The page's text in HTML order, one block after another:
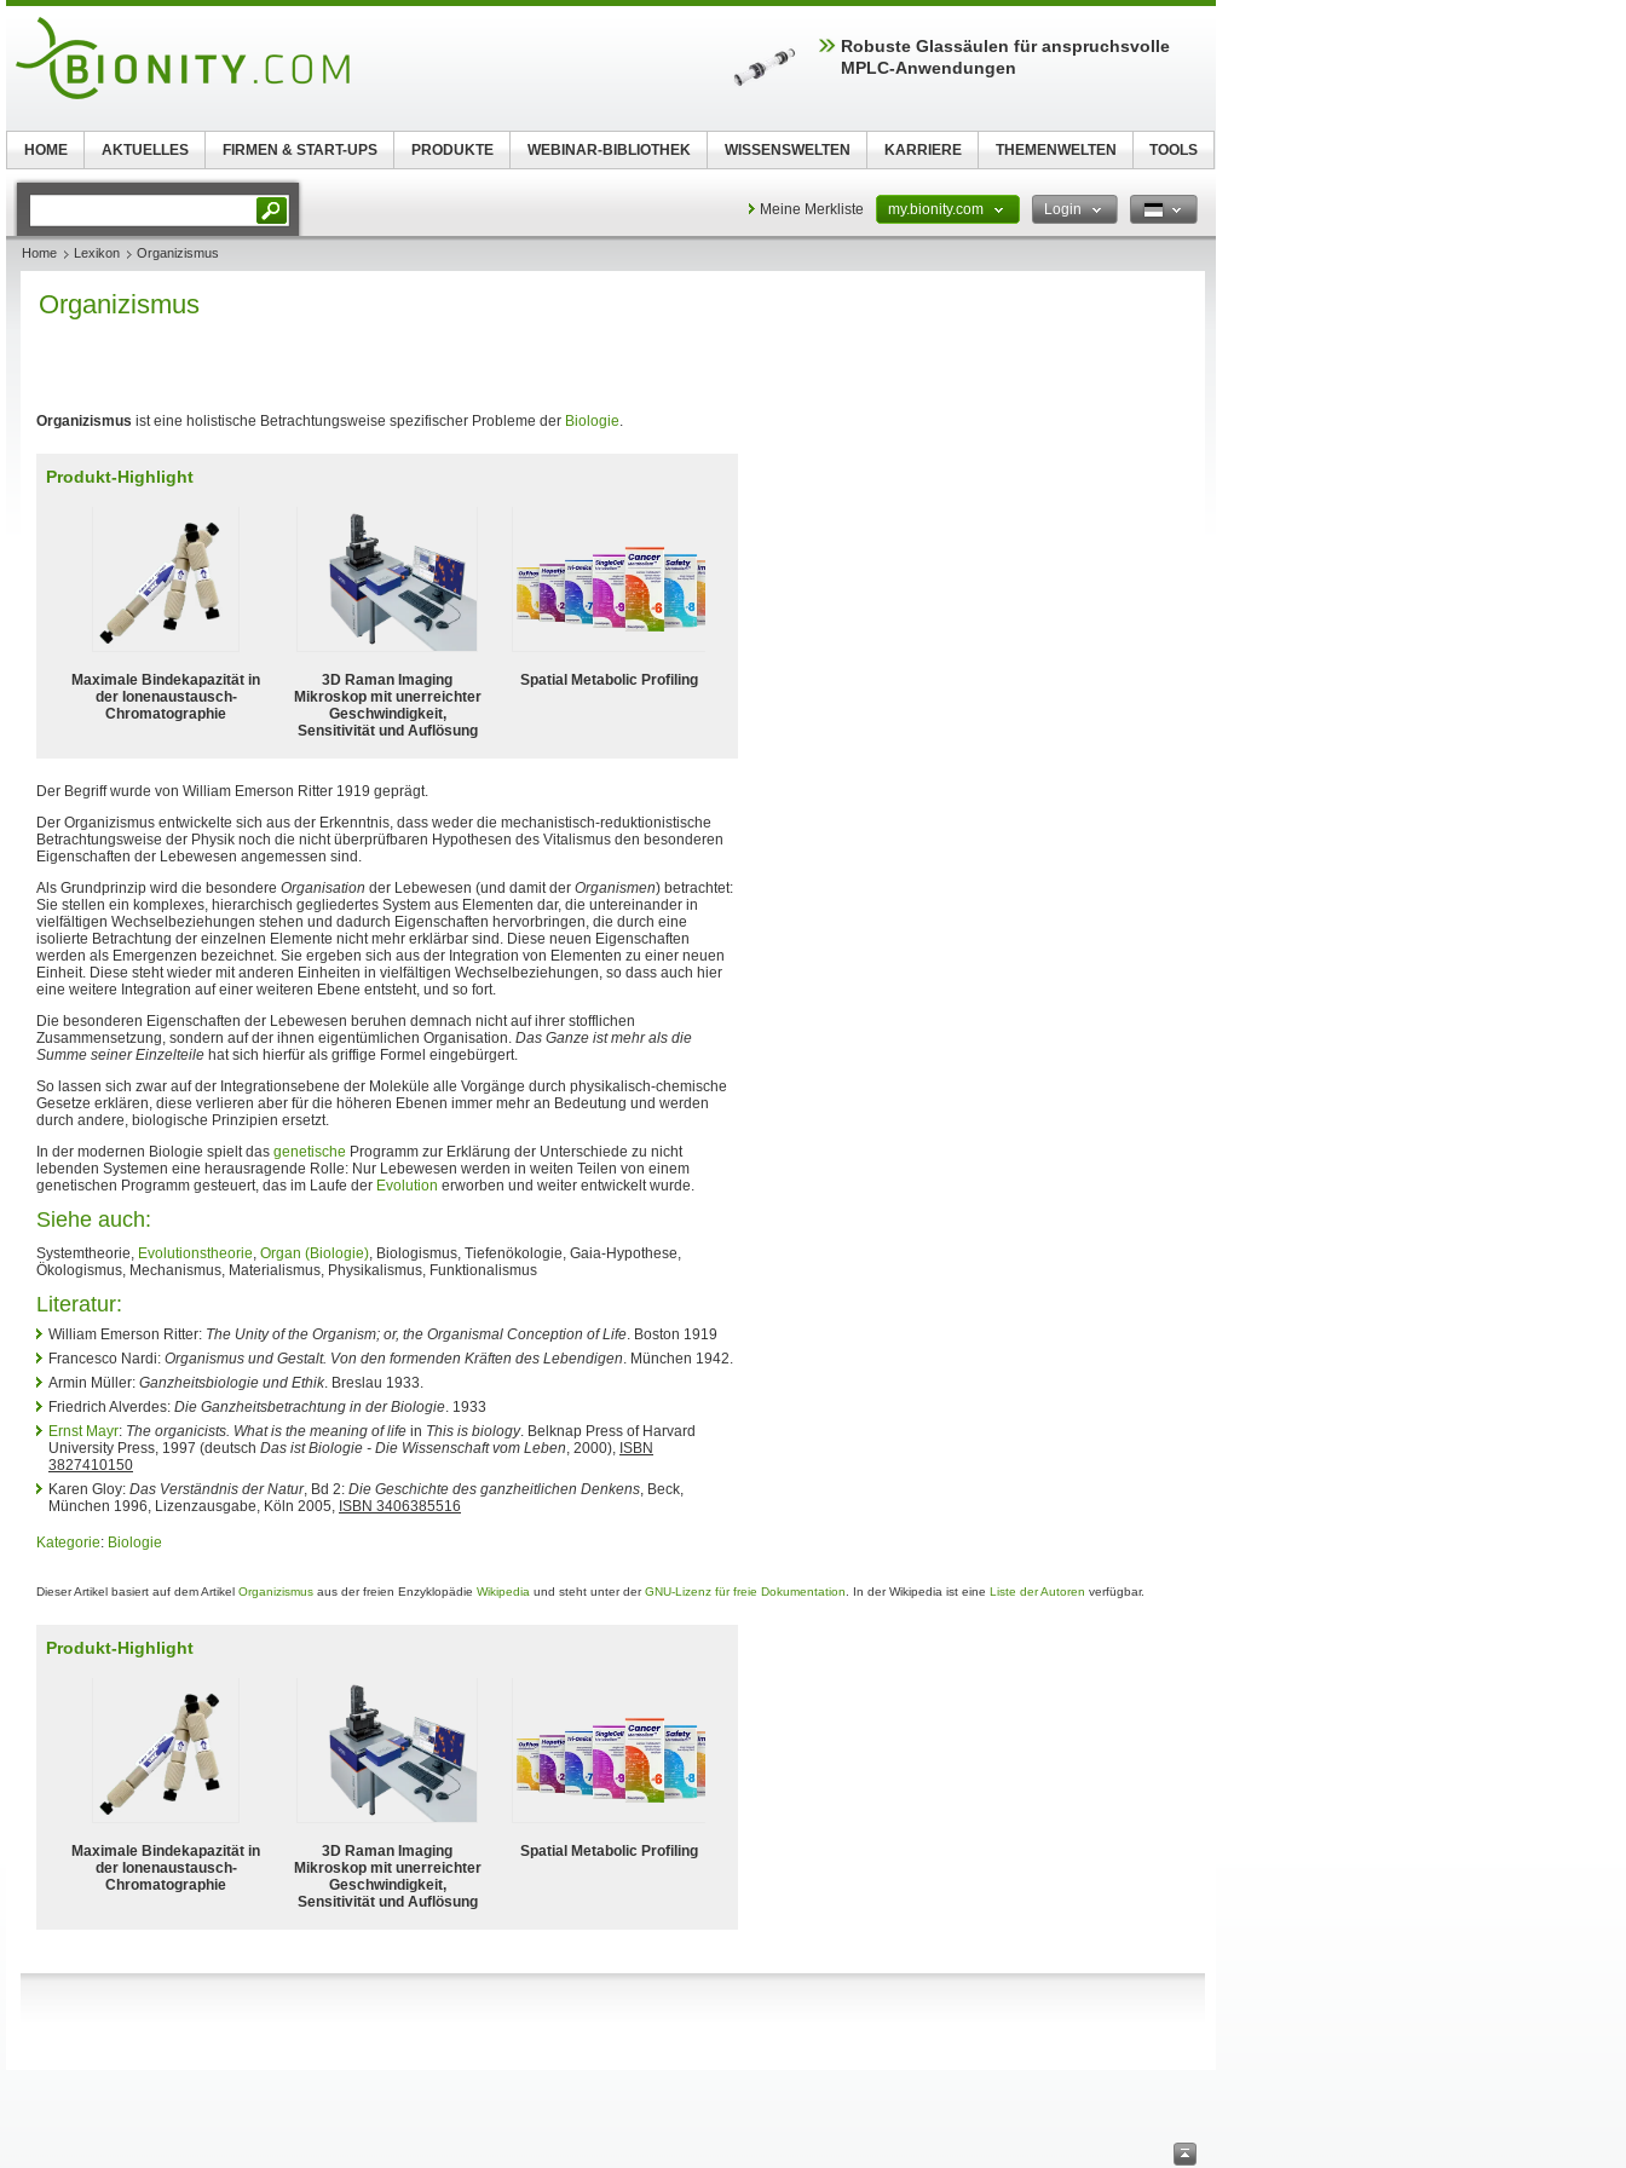
Meine Merkliste my.bionity.com Login
Home Lexikon Organizismus
Organizismus
Organizismus ist eine holistische Betrachtungsweise spezifischer Probleme der Biologie.
Produkt-Highlight
Maximale Bindekapazität in
der Ionenaustausch-
Chromatographie
3D Raman Imaging
Mikroskop mit unerreichter
Geschwindigkeit,
Sensitivität und Auflösung
Spatial Metabolic Profiling
Der Begriff wurde von William Emerson Ritter 1919 geprägt.
Der Organizismus entwickelte sich aus der Erkenntnis, dass weder die mechanistisch-reduktionistische
Betrachtungsweise der Physik noch die nicht überprüfbaren Hypothesen des Vitalismus den besonderen
Eigenschaften der Lebewesen angemessen sind.
Als Grundprinzip wird die besondere Organisation der Lebewesen (und damit der Organismen) betrachtet:
Sie stellen ein komplexes, hierarchisch gegliedertes System aus Elementen dar, die untereinander in
vielfältigen Wechselbeziehungen stehen und dadurch Eigenschaften hervorbringen, die durch eine
isolierte Betrachtung der einzelnen Elemente nicht mehr erklärbar sind. Diese neuen Eigenschaften
werden als Emergenzen bezeichnet. Sie ergeben sich aus der Integration von Elementen zu einer neuen
Einheit. Diese steht wieder mit anderen Einheiten in vielfältigen Wechselbeziehungen, so dass auch hier
eine weitere Integration auf einer weiteren Ebene entsteht, und so fort.
Die besonderen Eigenschaften der Lebewesen beruhen demnach nicht auf ihrer stofflichen
Zusammensetzung, sondern auf der ihnen eigentümlichen Organisation. Das Ganze ist mehr als die
Summe seiner Einzelteile hat sich hierfür als griffige Formel eingebürgert.
So lassen sich zwar auf der Integrationsebene der Moleküle alle Vorgänge durch physikalisch-chemische
Gesetze erklären, diese verlieren aber für die höheren Ebenen immer mehr an Bedeutung und werden
durch andere, biologische Prinzipien ersetzt.
In der modernen Biologie spielt das genetische Programm zur Erklärung der Unterschiede zu nicht
lebenden Systemen eine herausragende Rolle: Nur Lebewesen werden in weiten Teilen von einem
genetischen Programm gesteuert, das im Laufe der Evolution erworben und weiter entwickelt wurde.
Siehe auch:
Systemtheorie, Evolutionstheorie, Organ (Biologie), Biologismus, Tiefenökologie, Gaia-Hypothese,
Ökologismus, Mechanismus, Materialismus, Physikalismus, Funktionalismus
Literatur:
William Emerson Ritter: The Unity of the Organism; or, the Organismal Conception of Life. Boston 1919
Francesco Nardi: Organismus und Gestalt. Von den formenden Kräften des Lebendigen. München 1942.
Armin Müller: Ganzheitsbiologie und Ethik. Breslau 1933.
Friedrich Alverdes: Die Ganzheitsbetrachtung in der Biologie. 1933
Ernst Mayr: The organicists. What is the meaning of life in This is biology. Belknap Press of Harvard
University Press, 1997 (deutsch Das ist Biologie - Die Wissenschaft vom Leben, 2000), ISBN
3827410150
Karen Gloy: Das Verständnis der Natur, Bd 2: Die Geschichte des ganzheitlichen Denkens, Beck,
München 1996, Lizenzausgabe, Köln 2005, ISBN 3406385516
Kategorie: Biologie
Dieser Artikel basiert auf dem Artikel Organizismus aus der freien Enzyklopädie Wikipedia und steht unter derGNU-Lizenz für freie Dokumentation . In der Wikipedia ist eine Liste der Autoren verfügbar.
Produkt-Highlight
Maximale Bindekapazität in
der Ionenaustausch-
Chromatographie
3D Raman Imaging
Mikroskop mit unerreichter
Geschwindigkeit,
Sensitivität und Auflösung
Spatial Metabolic Profiling
Robuste Glassäulen für anspruchsvolle
MPLC-Anwendungen
HOME AKTUELLES FIRMEN & START-UPS PRODUKTE WEBINAR-BIBLIOTHEK WISSENSWELTEN KARRIERE THEMENWELTEN TOOLS